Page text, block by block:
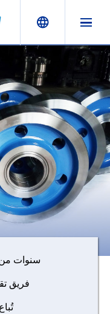
10+ سنوات
فريق